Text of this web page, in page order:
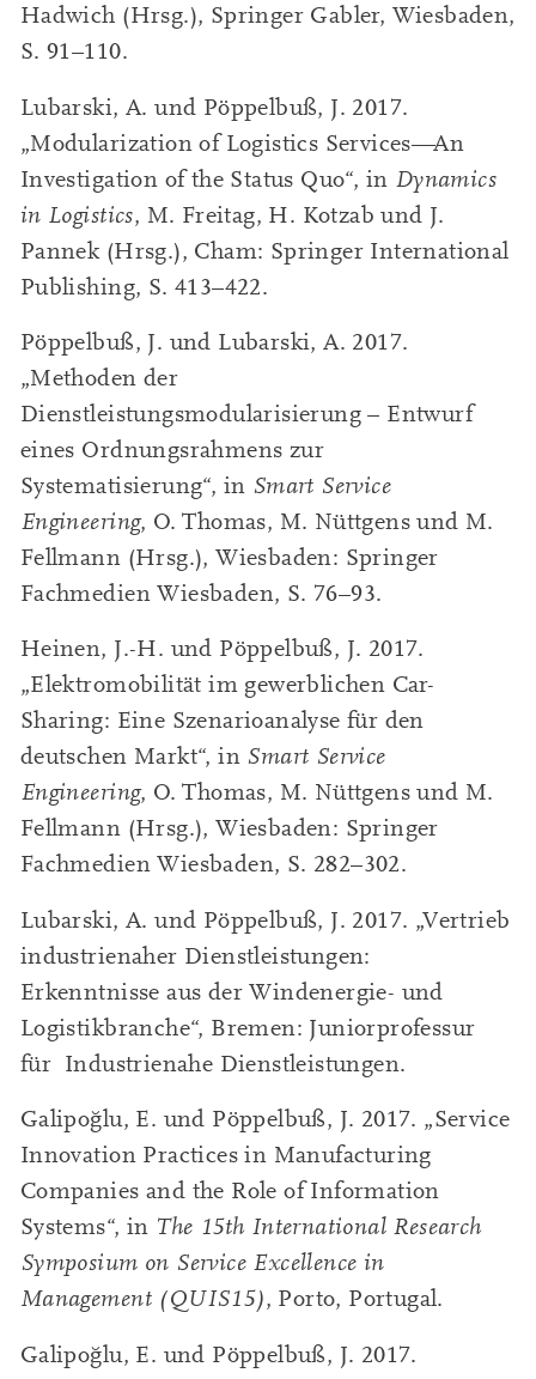
Hadwich (Hrsg.), Springer Gabler, Wiesbaden,
S. 91–110.
Lubarski, A. und Pöppelbuß, J. 2017.
„Modularization of Logistics Services—An
Investigation of the Status Quo“, in Dynamics
in Logistics, M. Freitag, H. Kotzab und J.
Pannek (Hrsg.), Cham: Springer International
Publishing, S. 413–422.
Pöppelbuß, J. und Lubarski, A. 2017.
„Methoden der
Dienstleistungsmodularisierung – Entwurf
eines Ordnungsrahmens zur
Systematisierung“, in Smart Service
Engineering, O. Thomas, M. Nüttgens und M.
Fellmann (Hrsg.), Wiesbaden: Springer
Fachmedien Wiesbaden, S. 76–93.
Heinen, J.-H. und Pöppelbuß, J. 2017.
„Elektromobilität im gewerblichen Car-
Sharing: Eine Szenarioanalyse für den
deutschen Markt“, in Smart Service
Engineering, O. Thomas, M. Nüttgens und M.
Fellmann (Hrsg.), Wiesbaden: Springer
Fachmedien Wiesbaden, S. 282–302.
Lubarski, A. und Pöppelbuß, J. 2017. „Vertrieb
industrienaher Dienstleistungen:
Erkenntnisse aus der Windenergie- und
Logistikbranche“, Bremen: Juniorprofessur
für Industrienahe Dienstleistungen.
Galipoğlu, E. und Pöppelbuß, J. 2017. „Service
Innovation Practices in Manufacturing
Companies and the Role of Information
Systems“, in The 15th International Research
Symposium on Service Excellence in
Management (QUIS15), Porto, Portugal.
Galipoğlu, E. und Pöppelbuß, J. 2017.